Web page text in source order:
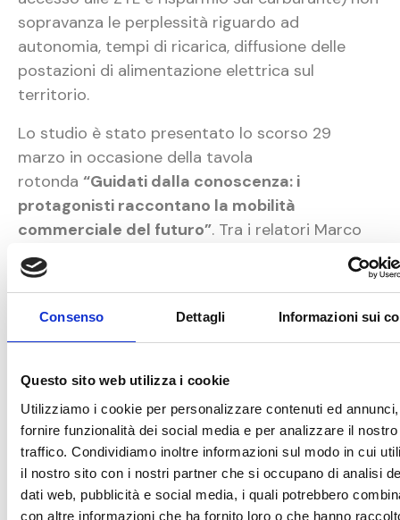
Consenso Dettagli Informazioni sui
Questo sito web utilizza i cookie
Utilizziamo i cookie per personalizzare contenuti ed
fornire funzionalità dei social media e per analizzare il nostro
traffico. Condividiamo inoltre informazioni sul modo in cui
il nostro sito con i nostri partner che si occupano di analisi
dati web, pubblicità e social media, i quali potrebbero
con altre informazioni che ha fornito loro o che hanno
sopravanza le perplessità riguardo ad
autonomia, tempi di ricarica, diffusione delle
postazioni di alimentazione elettrica sul
territorio.
Lo studio è stato presentato lo scorso 29
marzo in occasione della tavola
rotonda “Guidati dalla conoscenza: i
protagonisti raccontano la mobilità
commerciale del futuro”. Tra i relatori Marco
Federzoni, Sales Director Italia di Bridgestone
Mobility Solutions, Patrizio Ricci, Presidente
Comitato Centrale per l’Albo Nazionale degli
Autotrasportatori, e Anna Zannino, CEO di Kaos
Marketing.
«Questo studio ha fatto emergere un quadro
interessante e fornito diversi spunti di
riflessione. C’è molto da fare per un settore,
come quello dell’ultimo miglio, caratterizzato da
molte evoluzioni e oggetto di non poche